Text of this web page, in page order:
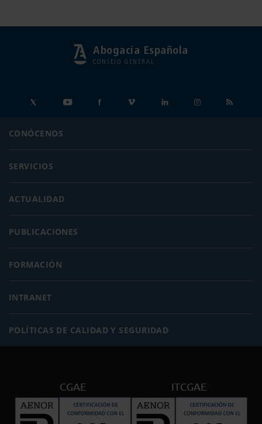
Abogacía Española
CONSEJO GENERAL
CONÓCENOS
SERVICIOS
ACTUALIDAD
PUBLICACIONES
FORMACIÓN
INTRANET
POLÍTICAS DE CALIDAD Y SEGURIDAD
CGAE ITCGAE